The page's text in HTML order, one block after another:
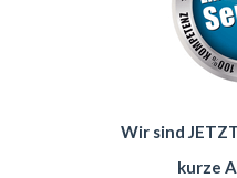
Wir sind
kurze